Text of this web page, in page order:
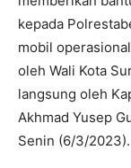
kepada
mobil
oleh Wali Kota
langsung oleh
Akhmad Yusep
Senin (6/3/2023).